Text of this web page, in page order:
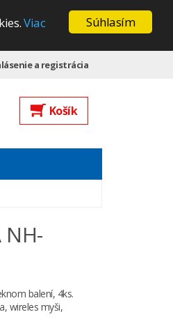
Súhlasím
Viac
a registrácia
Košík
balení, 4ks.
wireles myši,